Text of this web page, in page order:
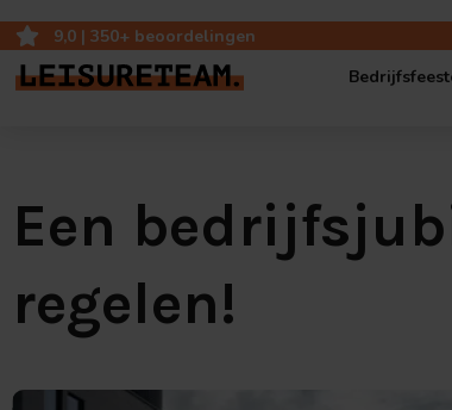
9,0 | 350+ beoordelingen
Een
regelen!